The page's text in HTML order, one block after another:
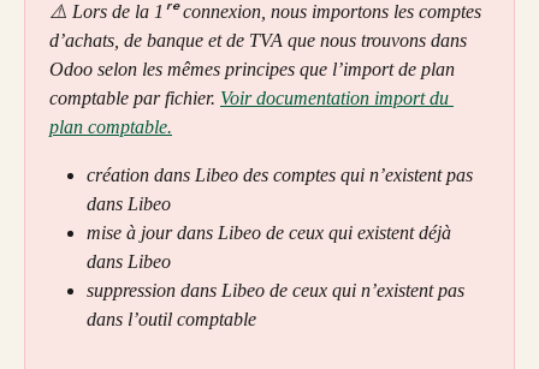
⚠️ Lors de la 1ʳᵉ connexion, nous importons les comptes
d’achats, de banque et de TVA que nous trouvons dans
Odoo selon les mêmes principes que l’import de plan
comptable par fichier. Voir documentation import du
plan comptable.
création dans Libeo des comptes qui n’existent pas
dans Libeo
mise à jour dans Libeo de ceux qui existent déjà
dans Libeo
suppression dans Libeo de ceux qui n’existent pas
dans l’outil comptable